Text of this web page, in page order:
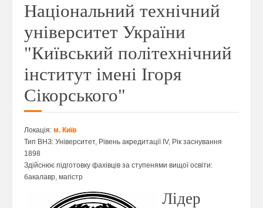
Національний технічний
університет України
"Київський політехнічний
інститут імені Ігоря
Сікорського"
Локація: м. Київ
Тип ВНЗ: Університет, Рівень акредитації IV, Рік заснування
1898
Здійснює підготовку фахівців за ступенями вищої освіти:
бакалавр, магістр
Лідер